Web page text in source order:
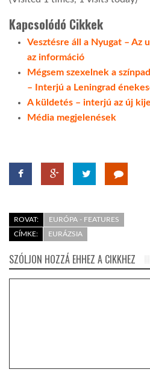
Kapcsolódó Cikkek
Vesztésre áll a Nyugat – Az
az információ
Mégsem szexelnek a
– Interjú a Leningrad
A küldetés – interjú az új
Média megjelenések
ROVAT:
EURÓPA - FEATURES
CÍMKE:
EURÁZSIA
SZÓLJON HOZZÁ EHHEZ A CIKKHEZ